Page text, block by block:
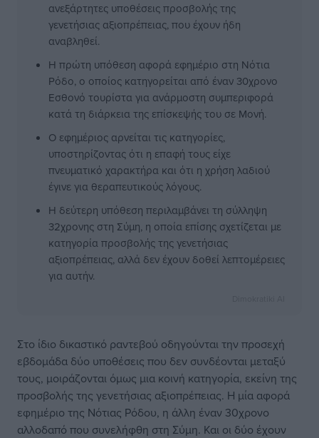
ανεξάρτητες υποθέσεις προσβολής της
γενετήσιας αξιοπρέπειας, που έχουν ήδη
αναβληθεί.
Η πρώτη υπόθεση αφορά εφημέριο στη Νότια
Ρόδο, ο οποίος κατηγορείται από έναν 30χρονο
Εσθονό τουρίστα για ανάρμοστη συμπεριφορά
κατά τη διάρκεια της επίσκεψής του σε Μονή.
Ο εφημέριος αρνείται τις κατηγορίες,
υποστηρίζοντας ότι η επαφή τους είχε
πνευματικό χαρακτήρα και ότι η χρήση λαδιού
έγινε για θεραπευτικούς λόγους.
Η δεύτερη υπόθεση περιλαμβάνει τη σύλληψη
32χρονης στη Σύμη, η οποία επίσης σχετίζεται με
κατηγορία προσβολής της γενετήσιας
αξιοπρέπειας, αλλά δεν έχουν δοθεί λεπτομέρειες
για αυτήν.
Στο ίδιο δικαστικό ραντεβού οδηγούνται την προσεχή
εβδομάδα δύο υποθέσεις που δεν συνδέονται μεταξύ
τους, μοιράζονται όμως μια κοινή κατηγορία, εκείνη της
προσβολής της γενετήσιας αξιοπρέπειας. Η μία αφορά
εφημέριο της Νότιας Ρόδου, η άλλη έναν 30χρονο
αλλοδαπό που συνελήφθη στη Σύμη. Και οι δύο έχουν